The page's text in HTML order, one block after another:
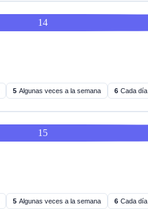
14
5 Algunas veces a la semana 6 Cada día
15
5 Algunas veces a la semana 6 Cada día